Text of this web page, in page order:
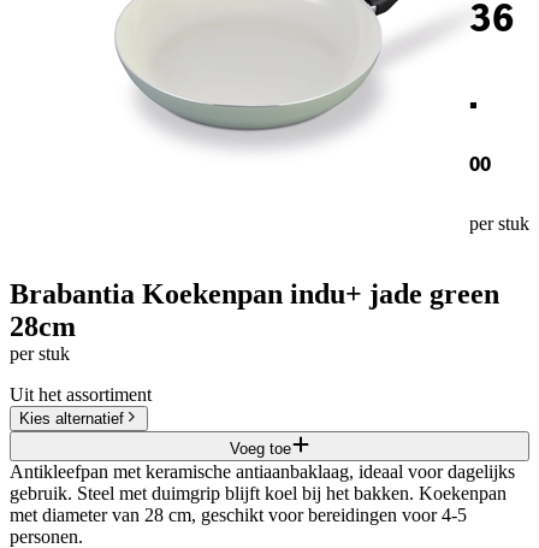
36
.
00
per stuk
Brabantia Koekenpan indu+ jade green
28cm
per stuk
Uit het assortiment
Kies alternatief
Voeg toe
Antikleefpan met keramische antiaanbaklaag, ideaal voor dagelijks
gebruik. Steel met duimgrip blijft koel bij het bakken. Koekenpan
met diameter van 28 cm, geschikt voor bereidingen voor 4-5
personen.